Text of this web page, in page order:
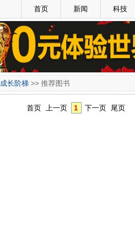
首页 新闻 科技
成长阶梯 >> 推荐图书
首页 上一页 1 下一页 尾页